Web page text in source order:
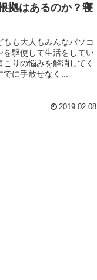
拠はあるのか？寝
も大人もみんなパソコ
を駆使して生活をしてい
りの悩みを解消してく
でに手放せなく...
2019.02.08